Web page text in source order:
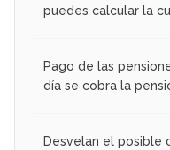
puedes calcular la
Pago de las
día se cobra la
Desvelan el posible